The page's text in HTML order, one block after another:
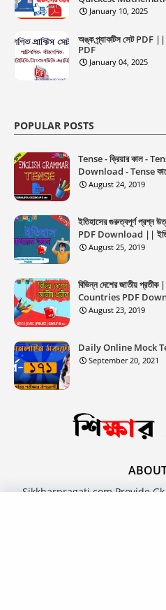
January 10, 2025
অঙ্ক প্র্যাকটিস সেট
PDF
January 04, 2025
POPULAR POSTS
Tense - ক্রিয়ার কাল -
Download - Tense
August 24, 2019
ইতিহাসের গুরুত্বপূর্ণ
PDF Download ||
August 25, 2019
বিভিন্ন দেশের জাতীয়
Countries PDF
August 23, 2019
Daily Online Mock
September 20, 2021
Sikkharpragati.com Provide